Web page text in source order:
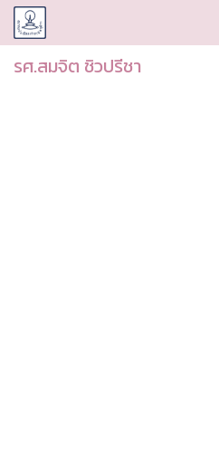
CUDAA
รศ.สมจิต ชิวปรีชา